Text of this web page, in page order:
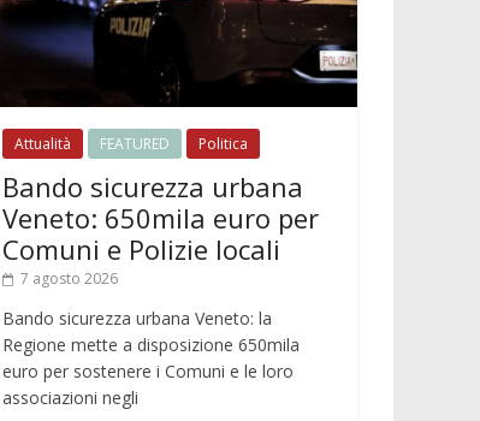
Attualità FEATURED Politica
Bando sicurezza urbana
Veneto: 650mila euro per
Comuni e Polizie locali
7 agosto 2026
Bando sicurezza urbana Veneto: la
Regione mette a disposizione 650mila
euro per sostenere i Comuni e le loro
associazioni negli